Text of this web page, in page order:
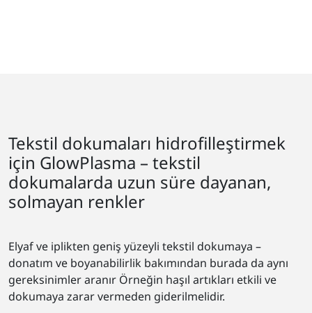
Tekstil dokumaları hidrofilleştirmek
için GlowPlasma – tekstil
dokumalarda uzun süre dayanan,
solmayan renkler
Elyaf ve iplikten geniş yüzeyli tekstil dokumaya –
donatım ve boyanabilirlik bakımından burada da aynı
gereksinimler aranır Örneğin haşıl artıkları etkili ve
dokumaya zarar vermeden giderilmelidir.